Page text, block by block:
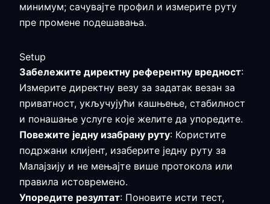
минимум; сачувајте профил и измерите руту
пре промене подешавања.
Setup
Забележите директну референтну вредност:
Измерите директну везу за задатак везан за
приватност, укључујући кашњење, стабилност
и понашање услуге које желите да упоредите.
Повежите једну изабрану руту: Користите
подржани клијент, изаберите једну руту за
Малајзију и не мењајте више протокола или
правила истовремено.
Упоредите резултат: Поновите исти тест,